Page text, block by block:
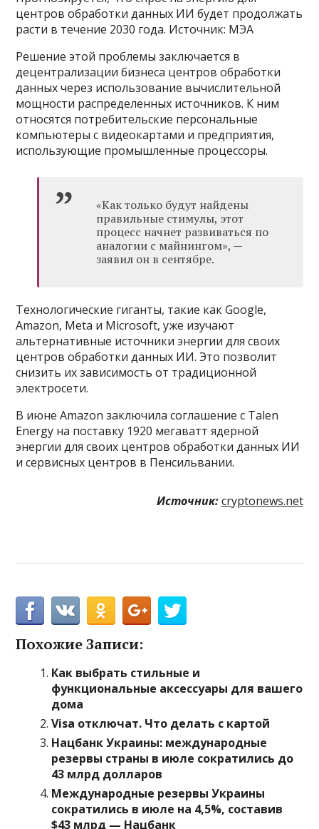
центров обработки данных ИИ будет продолжать
расти в течение 2030 года. Источник: МЭА
Решение этой проблемы заключается в
децентрализации бизнеса центров обработки
данных через использование вычислительной
мощности распределенных источников. К ним
относятся потребительские персональные
компьютеры с видеокартами и предприятия,
использующие промышленные процессоры.
«Как только будут найдены
правильные стимулы, этот
процесс начнет развиваться по
аналогии с майнингом», —
заявил он в сентябре.
Технологические гиганты, такие как Google,
Amazon, Meta и Microsoft, уже изучают
альтернативные источники энергии для своих
центров обработки данных ИИ. Это позволит
снизить их зависимость от традиционной
электросети.
В июне Amazon заключила соглашение с Talen
Energy на поставку 1920 мегаватт ядерной
энергии для своих центров обработки данных ИИ
и сервисных центров в Пенсильвании.
Источник: cryptonews.net
Похожие Записи:
Как выбрать стильные и
функциональные аксессуары для вашего
дома
Visa отключат. Что делать с картой
Нацбанк Украины: международные
резервы страны в июле сократились до
43 млрд долларов
Международные резервы Украины
сократились в июле на 4,5%, составив
$43 млрд — Нацбанк